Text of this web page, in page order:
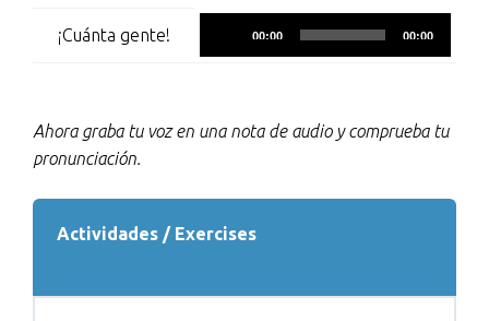
¡Cuánta gente!
Reproductor
de
00:00 00:00
Ahora graba tu voz en una nota de audio y comprueba tu
pronunciación.
Actividades / Exercises